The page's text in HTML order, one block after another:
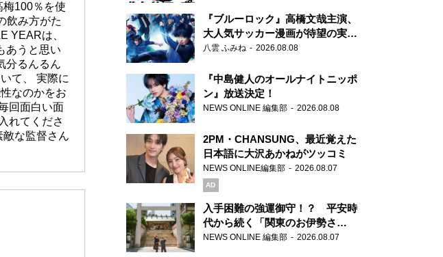
梅100％を使
飲み方がた
YEARは、
あうと思い
分るんるん
て、 実際に
なのかをお
回面白い面
れてくださ
な監督さん
『ブルーロック』高橋文哉主演、
大人気サッカー漫画が待望の実写
映画に
八雲 ふみね 2026.08.08
『中島健人のオールナイトニッポ
ン』放送決定！
NEWS ONLINE 編集部 2026.08.08
2PM・CHANSUNG、最近覚えた
日本語に大沢あかねがツッコミ
NEWS ONLINE編集部 2026.08.07
AD
入手困難の強運御守！？ 平安時
代から続く「関東のお伊勢さ
ま」、芝大神宮にてランパンプス
NEWS ONLINE 編集部 2026.08.07